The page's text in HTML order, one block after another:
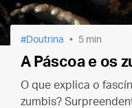
Doutrina 5 min
A Páscoa e os
O que explica o
zumbis?